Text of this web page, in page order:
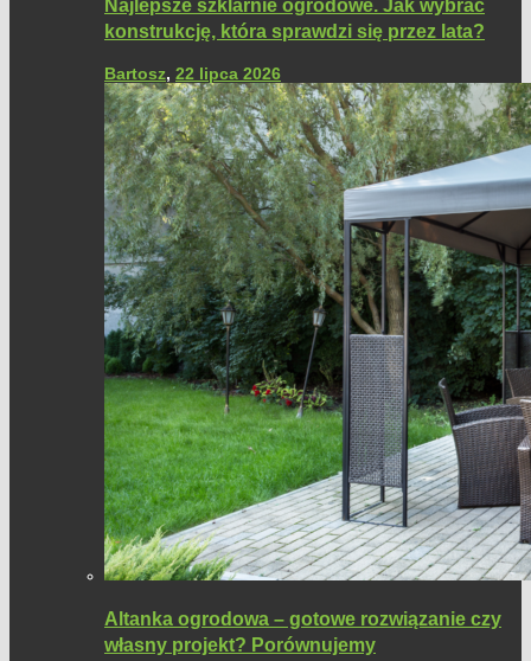
Najlepsze szklarnie ogrodowe. Jak wybrać
konstrukcję, która sprawdzi się przez lata?
Bartosz, 22 lipca 2026
Altanka ogrodowa – gotowe rozwiązanie czy
własny projekt? Porównujemy